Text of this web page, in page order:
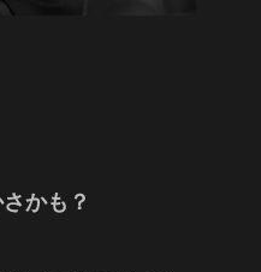
かも？